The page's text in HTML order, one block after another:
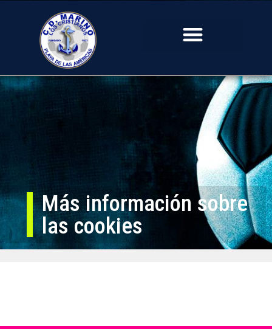
Más información sobre
las cookies